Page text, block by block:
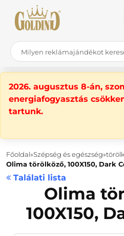
2026. augusztus 8-án,
energiafogyasztás
tartunk.
Főoldal Szépség és egészség
Olima törölköző, 100X150, Dark
Találati lista
Olima
100X150,